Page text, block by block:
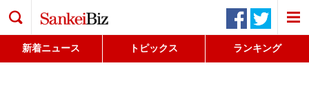
新着ニュース トピックス ランキング